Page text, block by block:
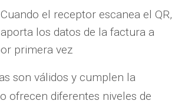
Cuando el receptor escanea el QR,
los datos de la factura a
primera vez
son válidos y cumplen la
ofrecen diferentes niveles de